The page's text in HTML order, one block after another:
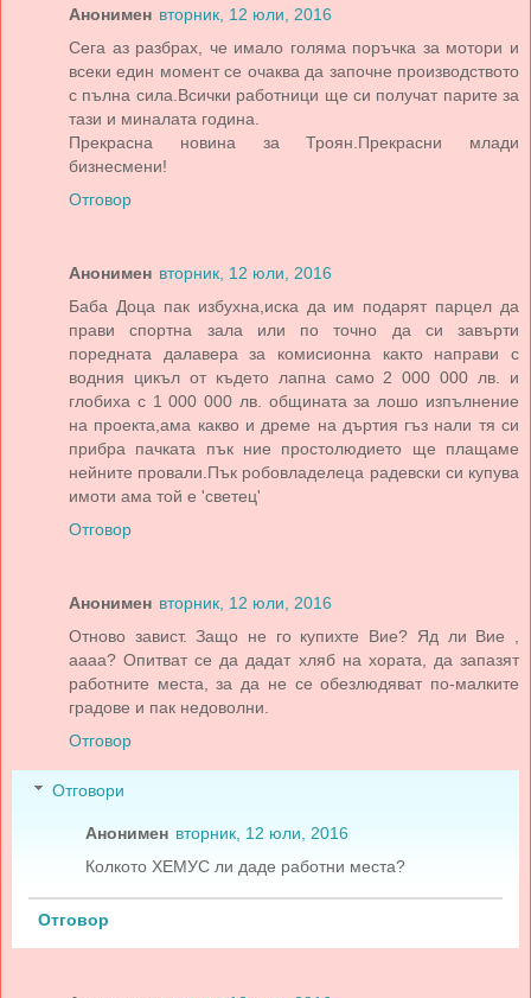
Анонимен вторник, 12 юли, 2016
Сега аз разбрах, че имало голяма поръчка за мотори и
всеки един момент се очаква да започне производството
с пълна сила.Всички работници ще си получат парите за
тази и миналата година.
Прекрасна новина за Троян.Прекрасни млади
бизнесмени!
Отговор
Анонимен вторник, 12 юли, 2016
Баба Доца пак избухна,иска да им подарят парцел да
прави спортна зала или по точно да си завърти
поредната далавера за комисионна както направи с
водния цикъл от където лапна само 2 000 000 лв. и
глобиха с 1 000 000 лв. общината за лошо изпълнение
на проекта,ама какво и дреме на дъртия гъз нали тя си
прибра пачката пък ние простолюдието ще плащаме
нейните провали.Пък робовладелеца радевски си купува
имоти ама той е 'светец'
Отговор
Анонимен вторник, 12 юли, 2016
Отново завист. Защо не го купихте Вие? Яд ли Вие ,
аааа? Опитват се да дадат хляб на хората, да запазят
работните места, за да не се обезлюдяват по-малките
градове и пак недоволни.
Отговор
Отговори
Анонимен вторник, 12 юли, 2016
Колкото ХЕМУС ли даде работни места?
Отговор